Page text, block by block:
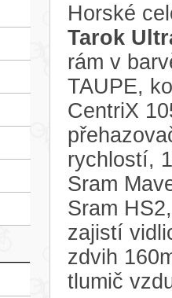
Horské
Tarok
rám v
TAUPE,
CentriX
rychlostí,
Sram
Sram
zajistí
zdvih
tlumič